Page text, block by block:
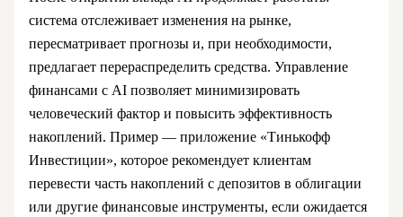
система отслеживает изменения на рынке,
пересматривает прогнозы и, при необходимости,
предлагает перераспределить средства. Управление
финансами с AI позволяет минимизировать
человеческий фактор и повысить эффективность
накоплений. Пример — приложение «Тинькофф
Инвестиции», которое рекомендует клиентам
перевести часть накоплений с депозитов в облигации
или другие финансовые инструменты, если ожидается